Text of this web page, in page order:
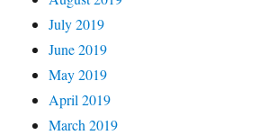
July 2019
June 2019
May 2019
April 2019
March 2019